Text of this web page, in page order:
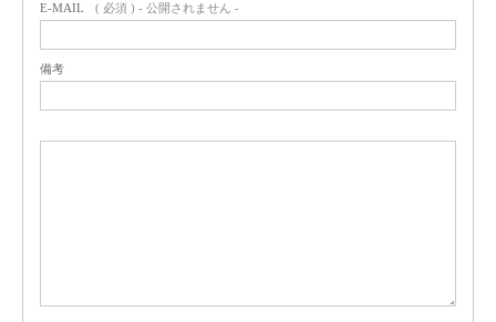
E-MAIL ( 必須 ) - 公開されません -
備考